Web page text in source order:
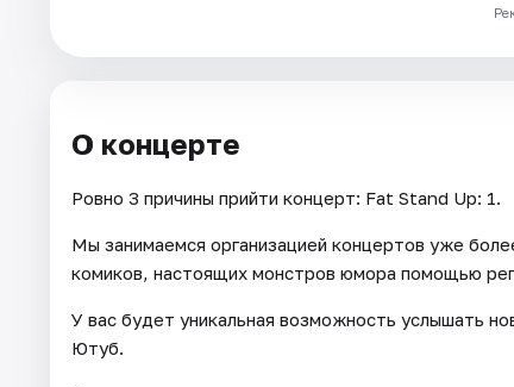
О концерте
Ровно 3 причины прийти концерт: Fat Stand Up: 1.
Мы занимаемся организацией концертов уже
комиков, настоящих монстров юмора помощью
У вас будет уникальная возможность услышать
Ютуб.